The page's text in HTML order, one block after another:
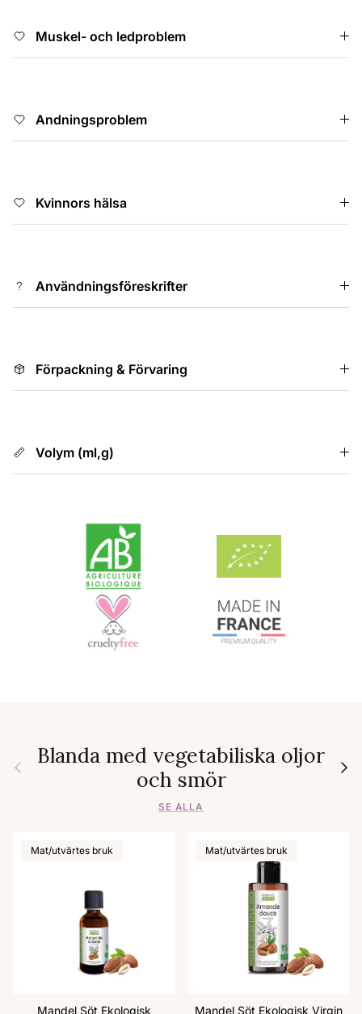
Muskel- och ledproblem
Andningsproblem
Kvinnors hälsa
Användningsföreskrifter
Förpackning & Förvaring
Volym (ml,g)
FöregåendeBlanda med vegetabiliska oljor
och smör
Nästa
SE ALLA
Mat/utvärtes bruk
Mandel Söt Ekologisk
Mat/utvärtes bruk
Mandel Söt Ekologisk Virgin